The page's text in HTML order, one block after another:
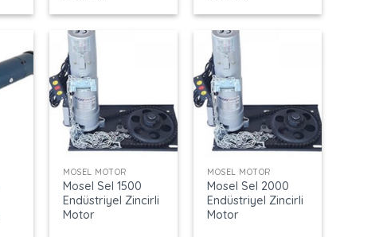
+
MOSEL MOTOR
Mosel Sel 1500
Endüstriyel Zincirli
Motor
+
MOSEL MOTOR
Mosel Sel 2000
Endüstriyel Zincirli
Motor